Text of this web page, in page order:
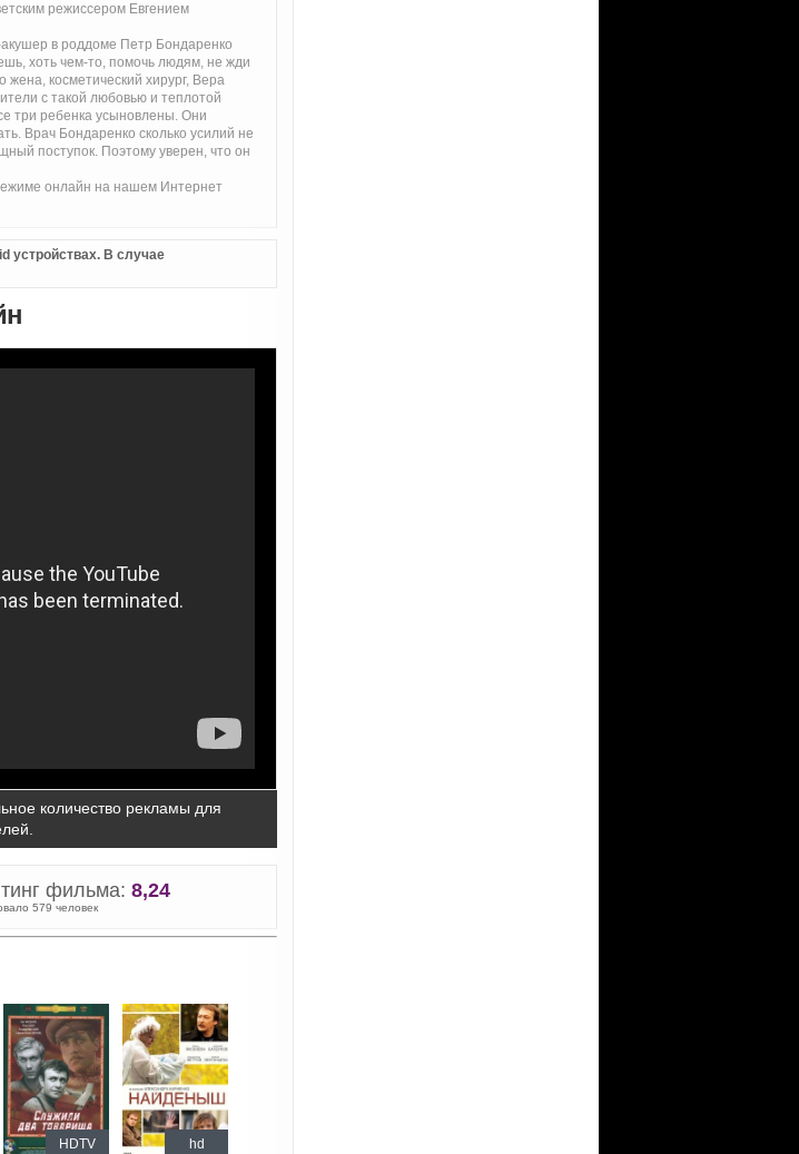
режиссером Евгением
в роддоме Петр Бондаренко
хоть чем-то, помочь людям, не жди
косметический хирург, Вера
с такой любовью и теплотой
три ребенка усыновлены. Они
Врач Бондаренко сколько усилий не
поступок. Поэтому уверен, что он
онлайн на нашем Интернет
устройствах. В случае
количество рекламы для
фильма: 8,24
579 человек
HDTV
hd